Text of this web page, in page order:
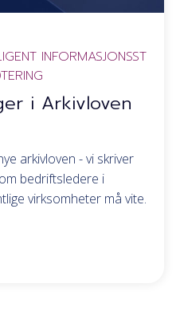
INFORMASJONSST
i Arkivloven
arkivloven - vi skriver
bedriftsledere i
virksomheter må vite.